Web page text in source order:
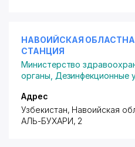
НАВОИЙСКАЯ
СТАНЦИЯ
Министерство
органы Дезинфекционные
Адрес
Узбекистан, Навоийская
АЛЬ-БУХАРИ, 2